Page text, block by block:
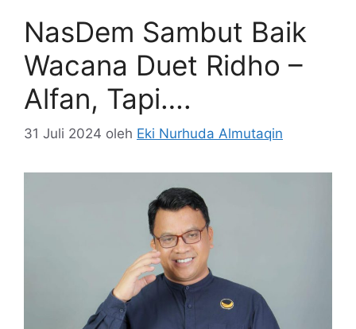
NasDem Sambut Baik
Wacana Duet Ridho –
Alfan, Tapi….
31 Juli 2024 oleh Eki Nurhuda Almutaqin